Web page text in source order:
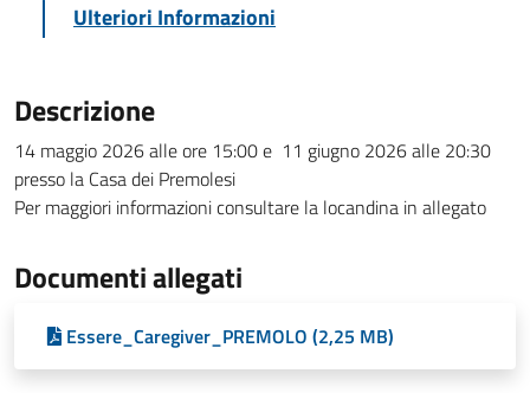
Ulteriori Informazioni
Descrizione
14 maggio 2026 alle ore 15:00 e 11 giugno 2026 alle 20:30
presso la Casa dei Premolesi
Per maggiori informazioni consultare la locandina in allegato
Documenti allegati
Essere_Caregiver_PREMOLO (2,25 MB)